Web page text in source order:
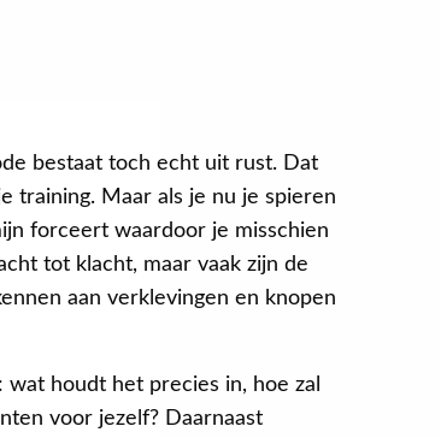
bestaat toch echt uit rust. Dat
training. Maar als je nu je spieren
forceert waardoor je misschien
tot klacht, maar vaak zijn de
aan verklevingen en knopen
houdt het precies in, hoe zal
voor jezelf? Daarnaast